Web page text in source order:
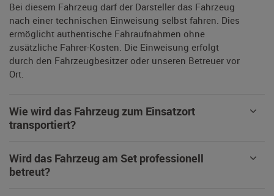
Bei diesem Fahrzeug darf der Darsteller das Fahrzeug
nach einer technischen Einweisung selbst fahren. Dies
ermöglicht authentische Fahraufnahmen ohne
zusätzliche Fahrer-Kosten. Die Einweisung erfolgt
durch den Fahrzeugbesitzer oder unseren Betreuer vor
Ort.
Wie wird das Fahrzeug zum Einsatzort
transportiert?
Wird das Fahrzeug am Set professionell
betreut?